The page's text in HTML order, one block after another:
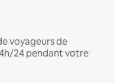
voyageurs de
24 pendant votre